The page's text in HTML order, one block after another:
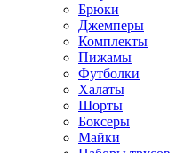
Брюки
Джемперы
Комплекты
Пижамы
Футболки
Халаты
Шорты
Боксеры
Майки